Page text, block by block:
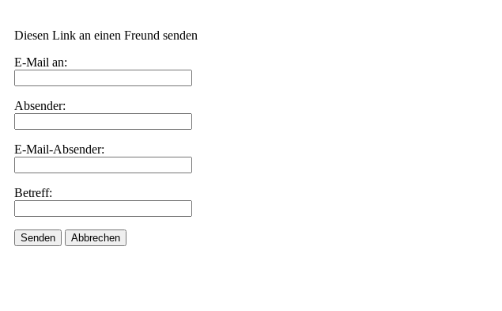
Diesen Link an einen Freund senden
E-Mail an:
Absender:
E-Mail-Absender:
Betreff:
Senden Abbrechen